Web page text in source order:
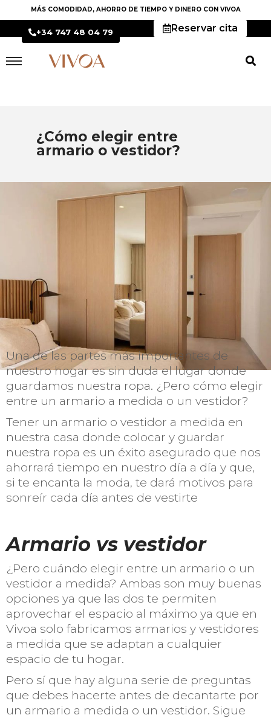
MÁS COMODIDAD, AHORRO DE TIEMPO Y DINERO CON VIVOA
+34 747 48 04 79 Reservar cita
¿Cómo elegir entre
armario o vestidor?
Una de las partes más importantes de
nuestro hogar es sin duda el lugar donde
guardamos nuestra ropa. ¿Pero cómo elegir
entre un armario a medida o un vestidor?
Tener un armario o vestidor a medida en
nuestra casa donde colocar y guardar
nuestra ropa es un éxito asegurado que nos
ahorrará tiempo en nuestro día a día y que,
si te encanta la moda, te dará motivos para
sonreír cada día antes de vestirte
Armario vs vestidor
¿Pero cuándo elegir entre un armario o un
vestidor a medida? Ambas son muy buenas
opciones ya que las dos te permiten
aprovechar el espacio al máximo ya que en
Vivoa solo fabricamos armarios y vestidores
a medida que se adaptan a cualquier
espacio de tu hogar.
Pero sí que hay alguna serie de preguntas
que debes hacerte antes de decantarte por
un armario a medida o un vestidor. Sigue